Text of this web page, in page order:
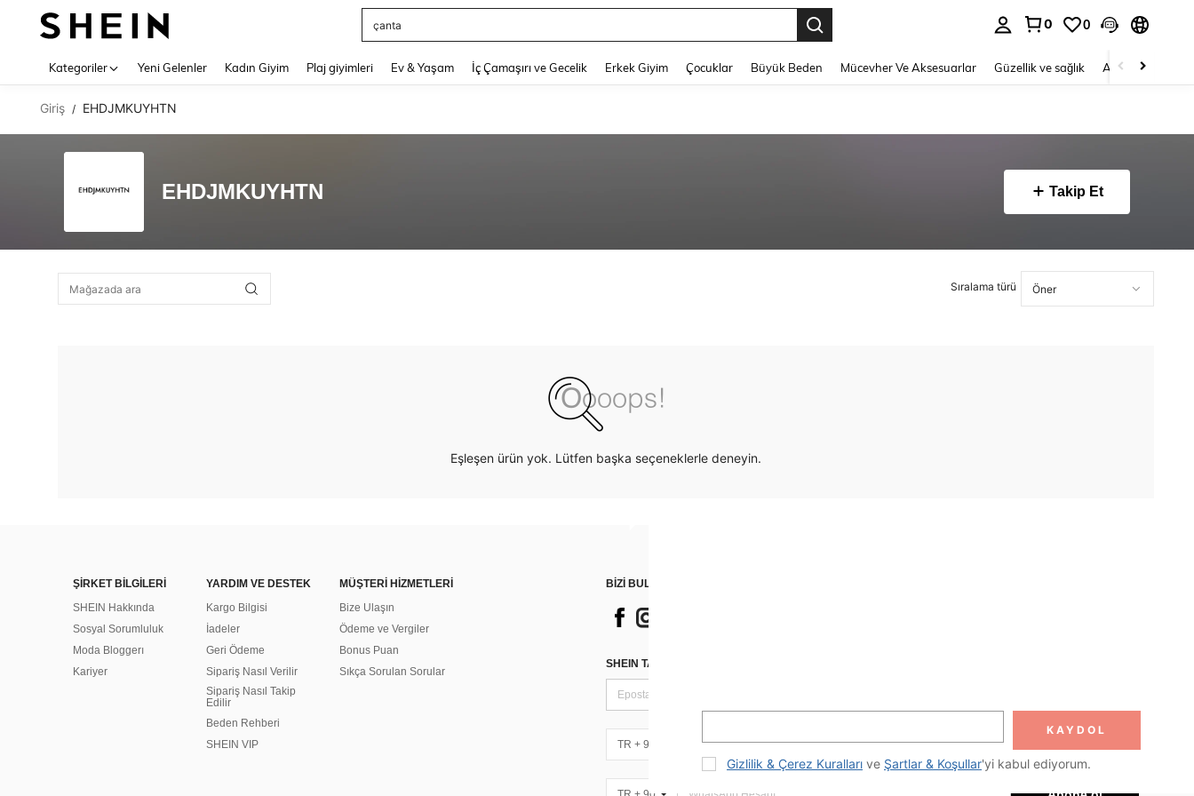
çanta
0 0
Kategoriler Yeni Gelenler Kadın Giyim Plaj giyimleri Ev & Yaşam İç Çamaşırı ve Gecelik Erkek Giyim Çocuklar Büyük Beden Mücevher Ve Aksesuarlar Güzellik ve sağlık Ayakkabı
Giriş / EHDJMKUYHTN
EHDJMKUYHTN Takip Et
Sıralama türü
Eşleşen ürün yok. Lütfen başka seçeneklerle deneyin.
ŞİRKET BİLGİLERİ
SHEIN Hakkında
Sosyal Sorumluluk
Moda Bloggerı
Kariyer
YARDIM VE DESTEK
Kargo Bilgisi
İadeler
Geri Ödeme
Sipariş Nasıl Verilir
Sipariş Nasıl Takip
Edilir
Beden Rehberi
SHEIN VIP
MÜŞTERİ HİZMETLERİ
Bize Ulaşın
Ödeme ve Vergiler
Bonus Puan
Sıkça Sorulan Sorular
BİZİ BULUN
SHEIN TARZI HABERLER IÇIN KAYDOLUN
TR + 90
KAYDOL
Gizlilik & Çerez Kuralları ve Şartlar & Koşullar'yi kabul ediyorum.